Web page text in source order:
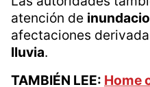
Entre los sitios
se encuentra
María Castorena y
ocurrió el colapso
Rocío.